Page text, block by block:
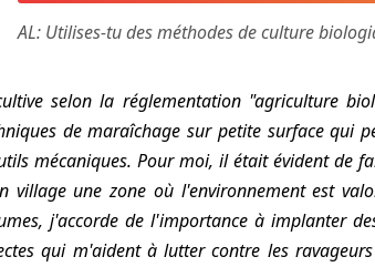
AL: Utilises-tu des méthodes de culture
selon la réglementation "agriculture
de maraîchage sur petite surface qui
mécaniques. Pour moi, il était évident de
village une zone où l'environnement est
j'accorde de l'importance à implanter
qui m'aident à lutter contre les